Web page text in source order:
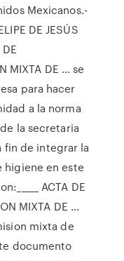
Mexicanos.-
DE JESÚS
MIXTA DE … se
para hacer
a la norma
la secretaria
fin de integrar la
higiene en este
ACTA DE
MIXTA DE …
mixta de
documento